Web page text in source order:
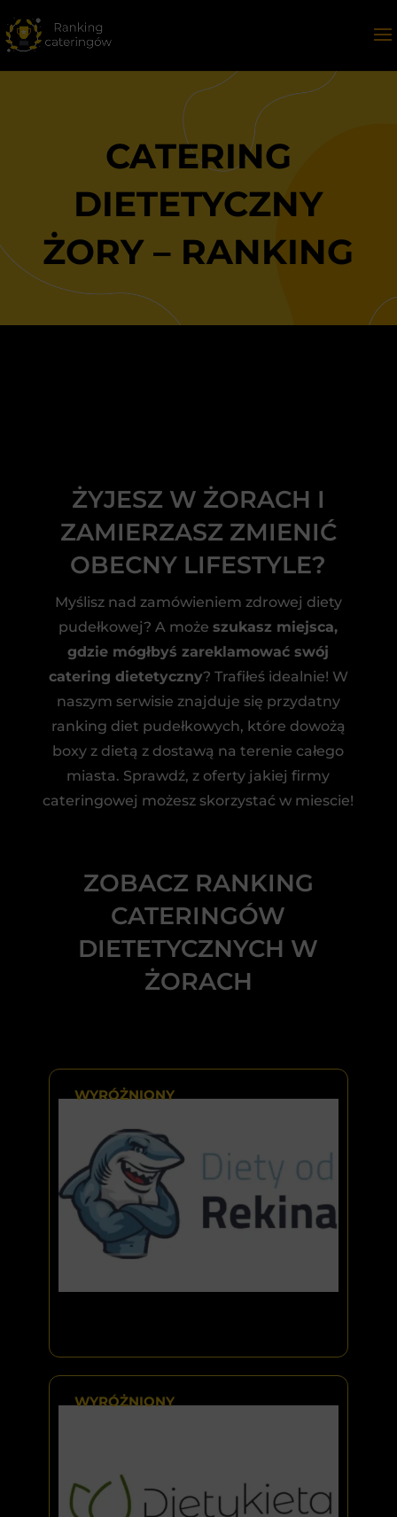
CATERING
DIETETYCZNY
ŻORY – RANKING
ŻYJESZ W ŻORACH I
ZAMIERZASZ ZMIENIĆ
OBECNY LIFESTYLE?
Myślisz nad zamówieniem zdrowej diety
pudełkowej? A możeszukasz miejsca,
gdzie mógłbyś zareklamować swój
catering dietetyczny? Trafiłeś idealnie! W
naszym serwisie znajduje się przydatny
ranking diet pudełkowych, które dowożą
boxy z dietą z dostawą na terenie całego
miasta. Sprawdź, z oferty jakiej firmy
cateringowej możesz skorzystać w miescie!
ZOBACZ RANKING
CATERINGÓW
DIETETYCZNYCH W
ŻORACH
WYRÓŻNIONY
WYRÓŻNIONY